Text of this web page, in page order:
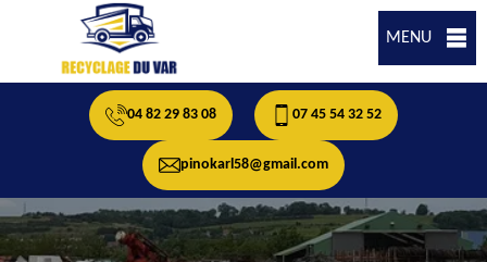
MENU
04 82 29 83 08 07 45 54 32 52
pinokarl58@gmail.com